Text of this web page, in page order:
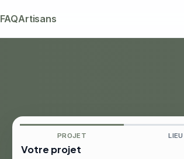
FAQArtisans
PROJET LIEU
Votre projet